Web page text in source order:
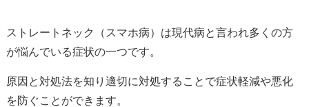
ストレートネック（スマホ病）は現代病と言われ多くの方
が悩んでいる症状の一つです。
原因と対処法を知り適切に対処することで症状軽減や悪化
を防ぐことができます。